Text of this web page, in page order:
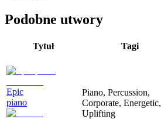
Podobne utwory
Tytuł Tagi
Epic
piano
Piano, Percussion,
Corporate, Energetic,
Uplifting